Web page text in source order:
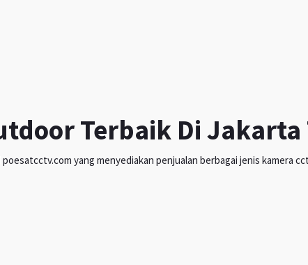
Terbaik Di
yang menyediakan penjualan berbagai jenis kamera